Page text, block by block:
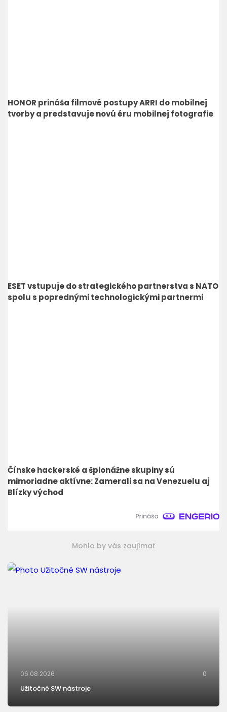
HONOR prináša filmové postupy ARRI do mobilnej
tvorby a predstavuje novú éru mobilnej fotografie
ESET vstupuje do strategického partnerstva s NATO
spolu s poprednými technologickými partnermi
Čínske hackerské a špionážne skupiny sú
mimoriadne aktívne: Zamerali sa na Venezuelu aj
Blízky východ
Mohlo by vás zaujímať
06.08.2026 0
Užitočné SW nástroje